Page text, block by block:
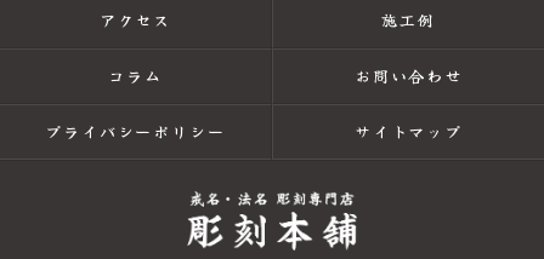
アクセス 施工例
コラム お問い合わせ
プライバシーポリシー サイトマップ